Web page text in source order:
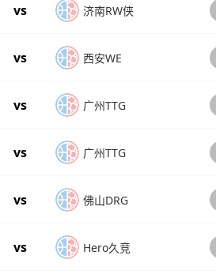
vs 济南RW侠
vs 西安WE
vs 广州TTG
vs 广州TTG
vs 佛山DRG
vs Hero久竞